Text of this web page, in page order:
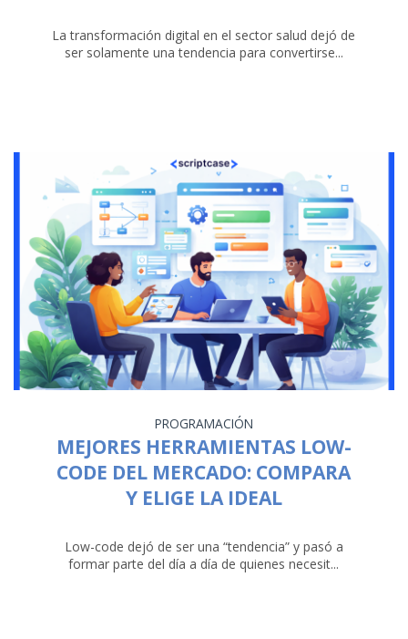
La transformación digital en el sector salud dejó de
ser solamente una tendencia para convertirse...
PROGRAMACIÓN
MEJORES HERRAMIENTAS LOW-
CODE DEL MERCADO: COMPARA
Y ELIGE LA IDEAL
Low-code dejó de ser una “tendencia” y pasó a
formar parte del día a día de quienes necesit...